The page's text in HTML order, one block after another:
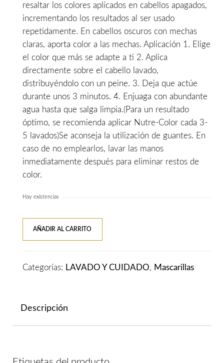
resaltar los colores aplicados en cabellos apagados,
incrementando los resultados al ser usado
repetidamente. En cabellos oscuros con mechas
claras, aporta color a las mechas. Aplicación 1. Elige
el color que más se adapte a ti 2. Aplica
directamente sobre el cabello lavado,
distribuyéndolo con un peine. 3. Deja que actúe
durante unos 3 minutos. 4. Enjuaga con abundante
agua hasta que salga limpia.(Para un resultado
óptimo, se recomienda aplicar Nutre-Color cada 3-
5 lavados)Se aconseja la utilización de guantes. En
caso de no emplearlos, lavar las manos
inmediatamente después para eliminar restos de
color.
Hay existencias
NIRVEL
Fucsia
AÑADIR AL CARRITO
Categorías: LAVADO Y CUIDADO, Mascarillas
Descripción